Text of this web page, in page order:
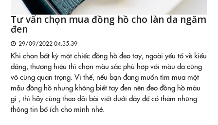
Tư vấn chọn mua đồng hồ cho làn da ngăm
đen
29/09/2022 04:35:39
Khi chọn bất kỳ một chiếc đồng hồ đeo tay, ngoài yếu tố về kiểu
dáng, thương hiệu thì chọn màu sắc phù hợp với màu da cũng
vô cùng quan trọng. Vì thế, nếu bạn đang muốn tìm mua một
mẫu đồng hồ nhưng không biết tay đen nên đeo đồng hồ màu
gì , thì hãy cùng theo dõi bài viết dưới đây để có thêm những
thông tin bổ ích cho mình nhé.